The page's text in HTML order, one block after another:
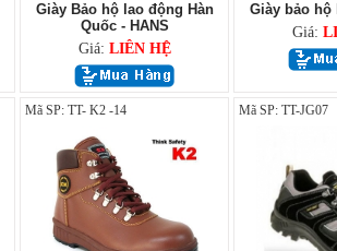
Giày Bảo hộ lao động Hàn
Quốc - HANS
Giá: LIÊN HỆ
Giày bảo hộ
Giá:
Mã SP: TT- K2 -14 Mã SP: TT-JG07